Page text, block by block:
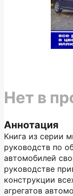
Аннотация
Книга из серии
руководств по
автомобилей
руководстве
конструкции
агрегатов
Нет в